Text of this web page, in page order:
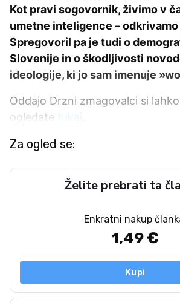
Kot pravi sogovornik, živimo v
umetne inteligence –
Spregovoril pa je tudi o
Slovenije in o škodljivosti
ideologije, ki jo sam imenuje
Oddajo Drzni zmagovalci si
ogledate tukaj
Za ogled se:
Želite prebrati ta
Enkratni nakup
1,49 €
Kupi